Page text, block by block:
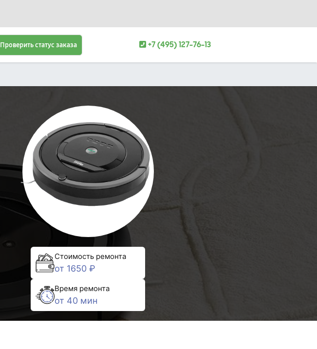
Проверить статус заказа +7 (495) 127-76-13
Стоимость ремонта
от 1650 ₽
Время ремонта
от 40 мин